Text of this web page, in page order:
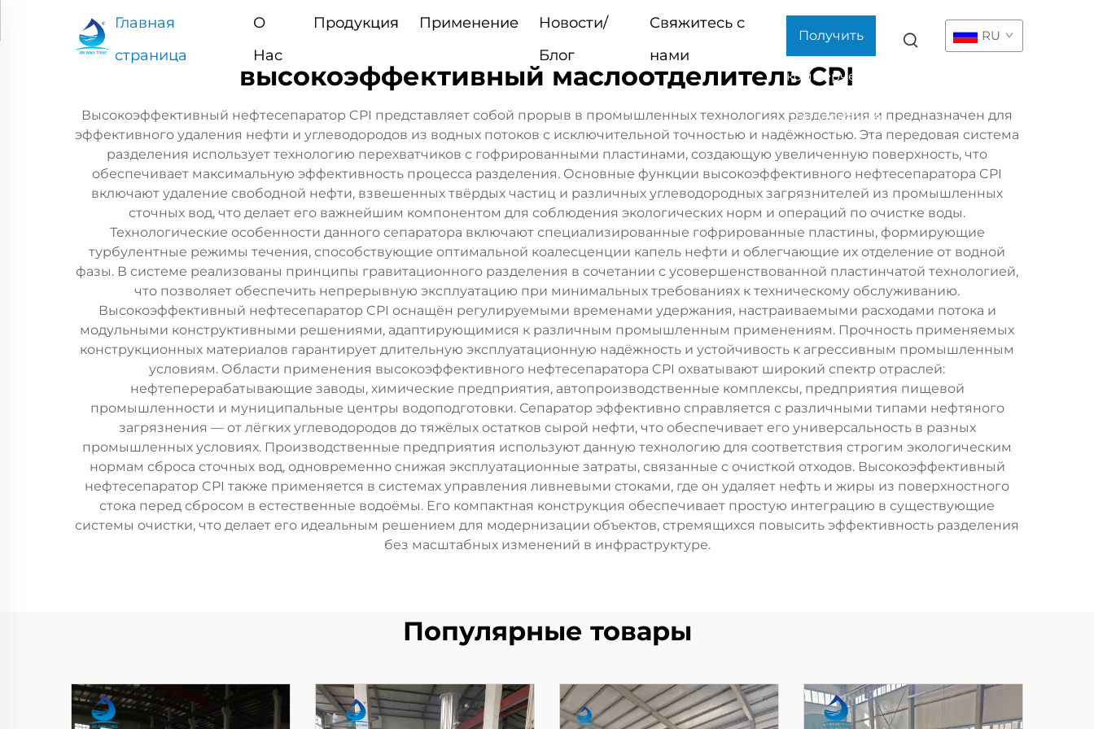
Главная
страница
О
Нас
Продукция Применение
Новости/
Блог
Свяжитесь с
нами
Получить
коммерческое
предложение
RU
высокоэффективный маслоотделитель CPI
Высокоэффективный нефтесепаратор CPI представляет собой прорыв в промышленных технологиях разделения и предназначен для
эффективного удаления нефти и углеводородов из водных потоков с исключительной точностью и надёжностью. Эта передовая система
разделения использует технологию перехватчиков с гофрированными пластинами, создающую увеличенную поверхность, что
обеспечивает максимальную эффективность процесса разделения. Основные функции высокоэффективного нефтесепаратора CPI
включают удаление свободной нефти, взвешенных твёрдых частиц и различных углеводородных загрязнителей из промышленных
сточных вод, что делает его важнейшим компонентом для соблюдения экологических норм и операций по очистке воды.
Технологические особенности данного сепаратора включают специализированные гофрированные пластины, формирующие
турбулентные режимы течения, способствующие оптимальной коалесценции капель нефти и облегчающие их отделение от водной
фазы. В системе реализованы принципы гравитационного разделения в сочетании с усовершенствованной пластинчатой технологией,
что позволяет обеспечить непрерывную эксплуатацию при минимальных требованиях к техническому обслуживанию.
Высокоэффективный нефтесепаратор CPI оснащён регулируемыми временами удержания, настраиваемыми расходами потока и
модульными конструктивными решениями, адаптирующимися к различным промышленным применениям. Прочность применяемых
конструкционных материалов гарантирует длительную эксплуатационную надёжность и устойчивость к агрессивным промышленным
условиям. Области применения высокоэффективного нефтесепаратора CPI охватывают широкий спектр отраслей:
нефтеперерабатывающие заводы, химические предприятия, автопроизводственные комплексы, предприятия пищевой
промышленности и муниципальные центры водоподготовки. Сепаратор эффективно справляется с различными типами нефтяного
загрязнения — от лёгких углеводородов до тяжёлых остатков сырой нефти, что обеспечивает его универсальность в разных
промышленных условиях. Производственные предприятия используют данную технологию для соответствия строгим экологическим
нормам сброса сточных вод, одновременно снижая эксплуатационные затраты, связанные с очисткой отходов. Высокоэффективный
нефтесепаратор CPI также применяется в системах управления ливневыми стоками, где он удаляет нефть и жиры из поверхностного
стока перед сбросом в естественные водоёмы. Его компактная конструкция обеспечивает простую интеграцию в существующие
системы очистки, что делает его идеальным решением для модернизации объектов, стремящихся повысить эффективность разделения
без масштабных изменений в инфраструктуре.
Популярные товары